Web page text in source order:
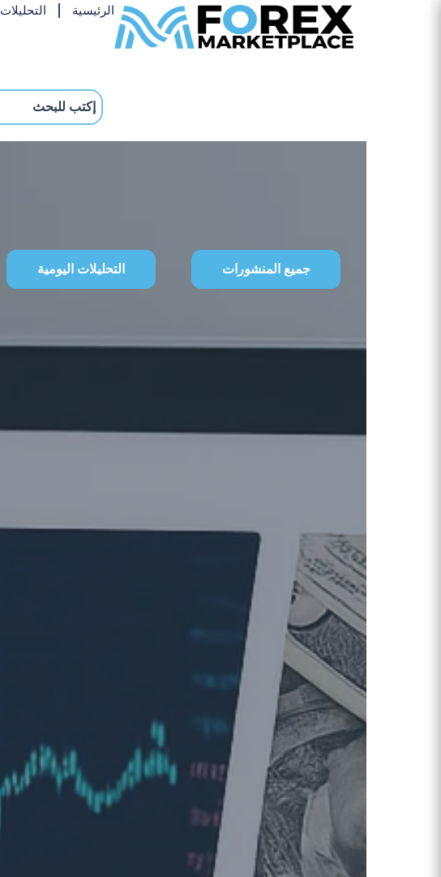
الرئيسية التحليلات
جميع المنشورات التحليلات اليومية